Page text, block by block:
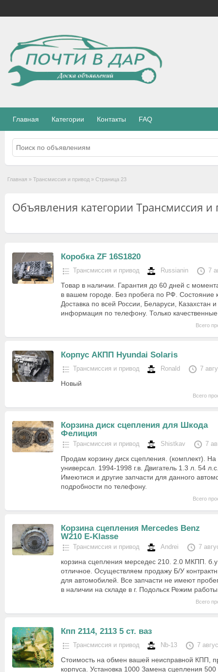
Главная Категории Контакты FAQ
Главная » Трансмиссия и привод » Страница 23
Объявления категории Трансмиссия и
Коробка ZF 16S1820
Трансмиссия и привод Russianin 7
Товар в наличии. Гарантия до 60 дней с
в вашем городе. Без пробега по РФ. Состояние
Доставка по всей России, Беларуси, Казахстан
информация по телефону. Только
Всего
Корпус АКПП Hyundai Solaris
Трансмиссия и привод Ronald 7
Новый
Всего
Корзина диск сцепления для Шкода
Фелиция
Трансмиссия и привод Shistkav 7
Продам корзину диск сцепления. (комплект).
универсал. 1994-1998 г.в. Двигатель 1.3 л. 54
Имеютися и другие запчасти для данного
подробности по телефону.
Всего
Корзина сцепления Mercedes Benz
W210 E-Klasse
Трансмиссия и привод Andrei 7
корзина сцепления мерседес 210. 2.0 МКПП. б.у
отличное. Осуществляем продажу Б/У
для автомобилей. Все запчасти не имеют
в наличии на складе в г. Подольск Режим
Всего
Кпп 2114, 2113 5 ст. ваз
Трансмиссия и привод Nb-13 7
Стоимость на обмен вашей неисправной КПП,
корпуса. Установка 1000 Замена сцепления